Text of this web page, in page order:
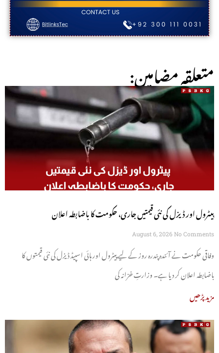
:متعلقہ مضامین
پیٹرول اور ڈیزل کی نئی قیمتیں جاری، حکومت کا باضابطہ اعلان
August 6, 2026 No Comments
وفاقی حکومت نے آئندہ پندرہ روز کے لیے پیٹرول اور ہائی اسپیڈ ڈیزل کی نئی قیمتوں کا
باضابطہ اعلان کر دیا ہے۔ وزارتِ خزانہ کی
مزید پڑھیں